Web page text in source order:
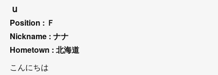
ｕ
Position : Ｆ
Nickname : ナナ
Hometown : 北海道
こんにちは